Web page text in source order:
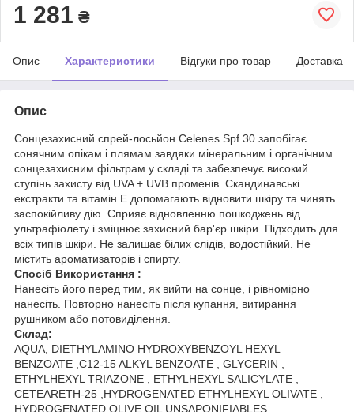
1 281 ₴
Опис Характеристики Відгуки про товар Доставка
Опис
Сонцезахисний спрей-лосьйон Celenes Spf 30 запобігає
сонячним опікам і плямам завдяки мінеральним і органічним
сонцезахисним фільтрам у складі та забезпечує високий
ступінь захисту від UVA + UVB променів. Скандинавські
екстракти та вітамін Е допомагають відновити шкіру та чинять
заспокійливу дію. Сприяє відновленню пошкоджень від
ультрафіолету і зміцнює захисний бар'єр шкіри. Підходить для
всіх типів шкіри. Не залишає білих слідів, водостійкий. Не
містить ароматизаторів і спирту.
Спосіб Використання :
Нанесіть його перед тим, як вийти на сонце, і рівномірно
нанесіть. Повторно нанесіть після купання, витирання
рушником або потовиділення.
Склад:
AQUA, DIETHYLAMINO HYDROXYBENZOYL HEXYL
BENZOATE ,C12-15 ALKYL BENZOATE , GLYCERIN ,
ETHYLHEXYL TRIAZONE , ETHYLHEXYL SALICYLATE ,
CETEARETH-25 ,HYDROGENATED ETHYLHEXYL OLIVATE ,
HYDROGENATED OLIVE OIL UNSAPONIFIABLES ,